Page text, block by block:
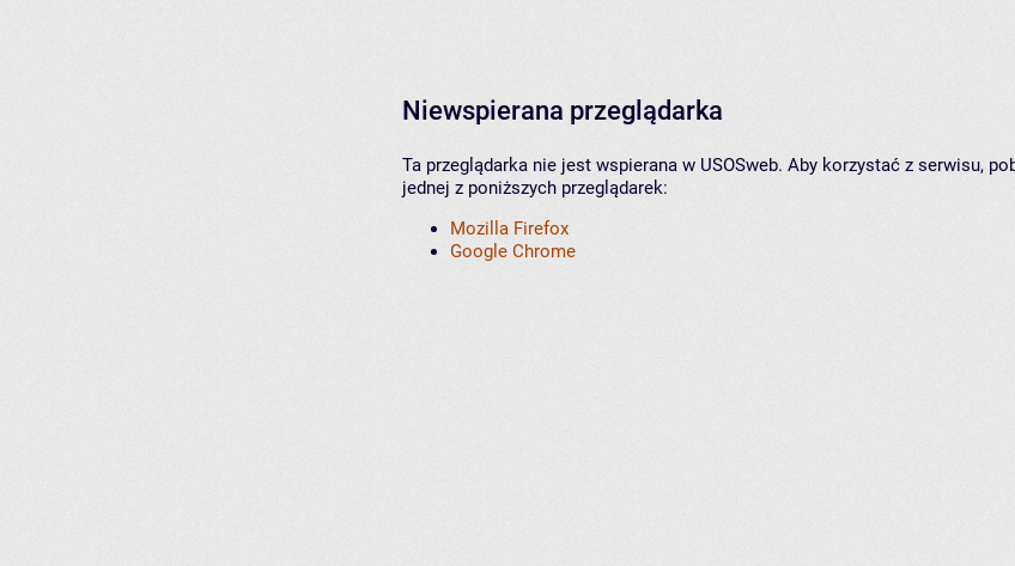
Niewspierana przeglądarka
Ta przeglądarka nie jest wspierana w USOSweb. Aby korzystać z serwisu,
jednej z poniższych przeglądarek:
Mozilla Firefox
Google Chrome